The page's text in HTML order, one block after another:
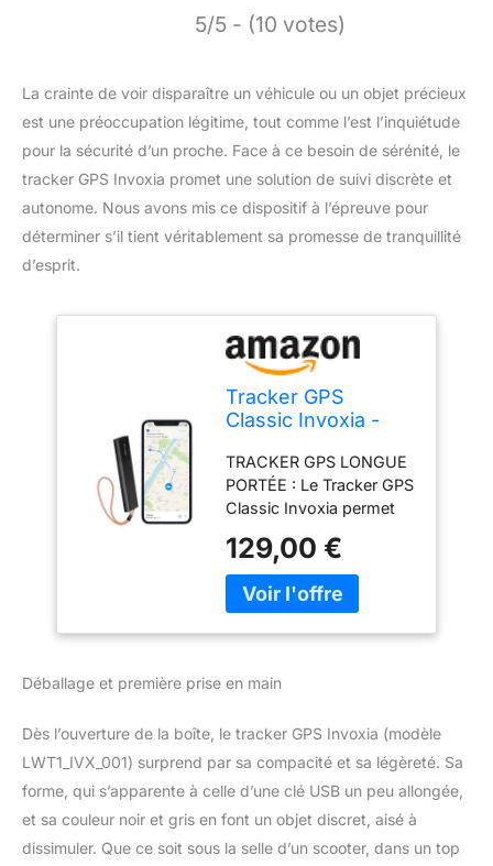
5/5 - (10 votes)
La crainte de voir disparaître un véhicule ou un objet précieux
est une préoccupation légitime, tout comme l’est l’inquiétude
pour la sécurité d’un proche. Face à ce besoin de sérénité, le
tracker GPS Invoxia promet une solution de suivi discrète et
autonome. Nous avons mis ce dispositif à l’épreuve pour
déterminer s’il tient véritablement sa promesse de tranquillité
d’esprit.
Tracker GPS
Classic Invoxia -
Carte - Voitures,
Motos, Vélos,
Valises, Enfants -
Anti-vol - Suivi
localisation - Tracés
GPS (Abonnement
3 Ans)
TRACKER GPS LONGUE
PORTÉE : Le Tracker GPS
Classic Invoxia permet
moto, scooter, vélo,
bagage ou tout objet de
valeur en temps réel,
avec une couverture
européens.
LOCALISATION GPS EN
TEMPS RÉEL : Consultez
tracker à tout moment
depuis l'application
129,00 €
Déballage et première prise en main
Dès l’ouverture de la boîte, le tracker GPS Invoxia (modèle
LWT1_IVX_001) surprend par sa compacité et sa légèreté. Sa
forme, qui s’apparente à celle d’une clé USB un peu allongée,
et sa couleur noir et gris en font un objet discret, aisé à
dissimuler. Que ce soit sous la selle d’un scooter, dans un top